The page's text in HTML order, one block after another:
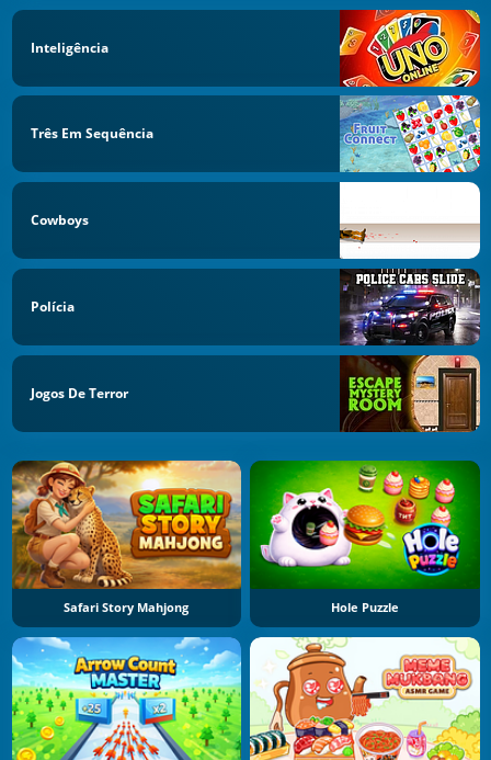
Inteligência
Três Em Sequência
Cowboys
Polícia
Jogos De Terror
Safari Story Mahjong Hole Puzzle